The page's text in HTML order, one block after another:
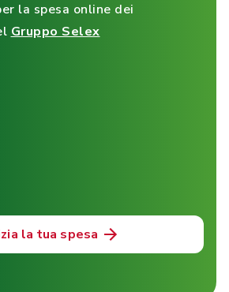
la spesa online dei
Gruppo Selex
la tua spesa